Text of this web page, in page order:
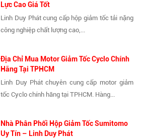
Lực Cao Giá Tốt
Linh Duy Phát cung cấp hộp giảm tốc tải nặng
công nghiệp chất lượng cao,...
Địa Chỉ Mua Motor Giảm Tốc Cyclo Chính
Hãng Tại TPHCM
Linh Duy Phát chuyên cung cấp motor giảm
tốc Cyclo chính hãng tại TPHCM. Hàng...
Nhà Phân Phối Hộp Giảm Tốc Sumitomo
Uy Tín – Linh Duy Phát